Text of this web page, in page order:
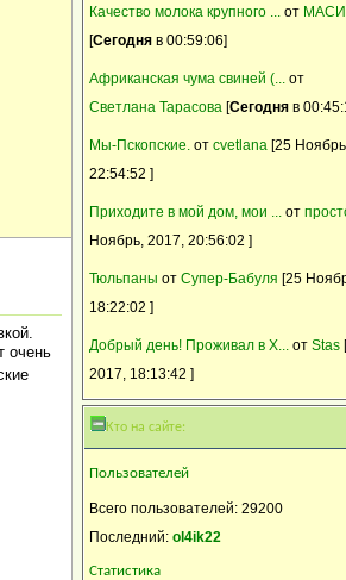
очень
Качество молока крупного ... от
[Сегодня в 00:59:06]
Африканская чума свиней (...
от
Cветлана Тарасова [Сегодня в
Мы-Пскопские. от cvetlana [25
22:54:52 ]
Приходите в мой дом, мои ... от
Ноябрь, 2017, 20:56:02 ]
Тюльпаны от Супер-Бабуля [25
18:22:02 ]
Добрый день! Проживал в Х... от Stas
2017, 18:13:42 ]
Кто на сайте:
Пользователей
Всего пользователей: 29200
Последний: ol4ik22
Статистика